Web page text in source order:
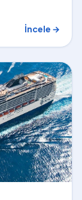
İncele →